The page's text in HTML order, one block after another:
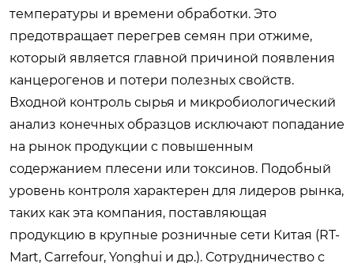
температуры и времени обработки. Это
предотвращает перегрев семян при отжиме,
который является главной причиной появления
канцерогенов и потери полезных свойств.
Входной контроль сырья и микробиологический
анализ конечных образцов исключают попадание
на рынок продукции с повышенным
содержанием плесени или токсинов. Подобный
уровень контроля характерен для лидеров рынка,
таких как эта компания, поставляющая
продукцию в крупные розничные сети Китая (RT-
Mart, Carrefour, Yonghui и др.). Сотрудничество с